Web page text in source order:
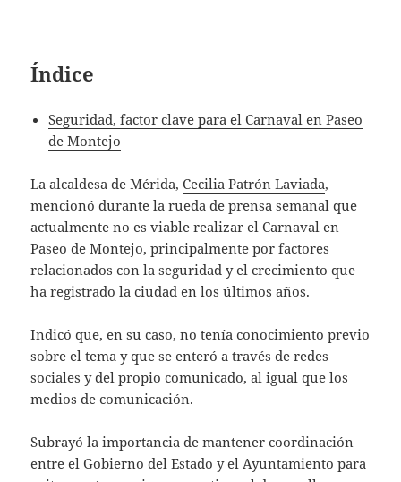
Índice
Seguridad, factor clave para el Carnaval en Paseo
de Montejo
La alcaldesa de Mérida,Cecilia Patrón Laviada,
mencionó durante la rueda de prensa semanal que
actualmente no es viable realizar el Carnaval en
Paseo de Montejo, principalmente por factores
relacionados con la seguridad y el crecimiento que
ha registrado la ciudad en los últimos años.
Indicó que, en su caso, no tenía conocimiento previo
sobre el tema y que se enteró a través de redes
sociales y del propio comunicado, al igual que los
medios de comunicación.
Subrayó la importancia de mantener coordinación
entre el Gobierno del Estado y el Ayuntamiento para